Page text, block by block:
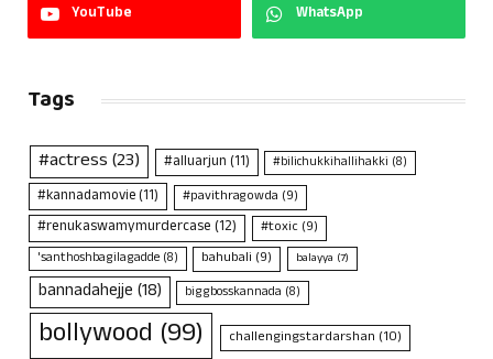
YouTube WhatsApp
Tags
#actress(23) #alluarjun(11) #bilichukkihallihakki (8)
#kannadamovie(11) #pavithragowda (9)
#renukaswamymurdercase(12) #toxic(9)
'santhoshbagilagadde (8) bahubali (9) balayya (7)
bannadahejje(18) biggbosskannada (8)
bollywood (99) challengingstardarshan (10)